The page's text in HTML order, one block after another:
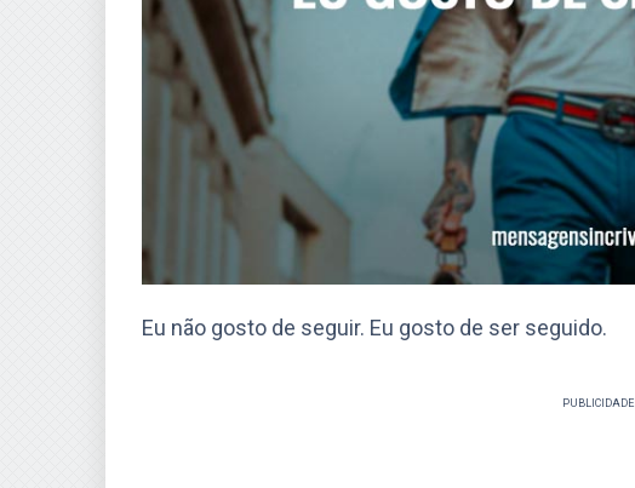
Eu não gosto de seguir. Eu gosto de ser seguido.
PUBLICIDADE